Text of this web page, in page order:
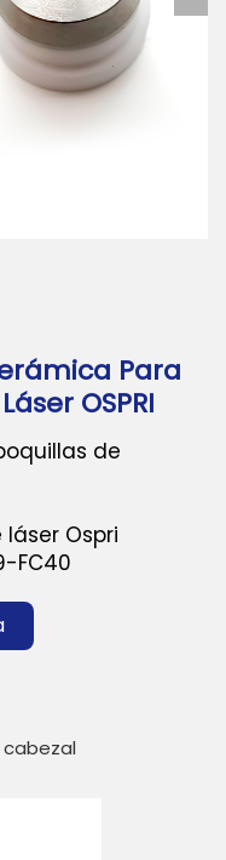
Para
OSPRI
de
Ospri
FC40